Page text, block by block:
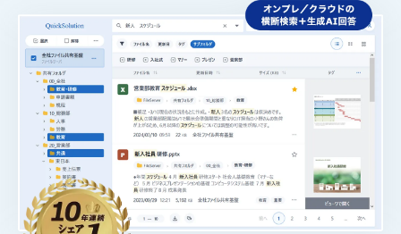
サポート
よくある質問
セミナー
お問い合わせ／資料請求